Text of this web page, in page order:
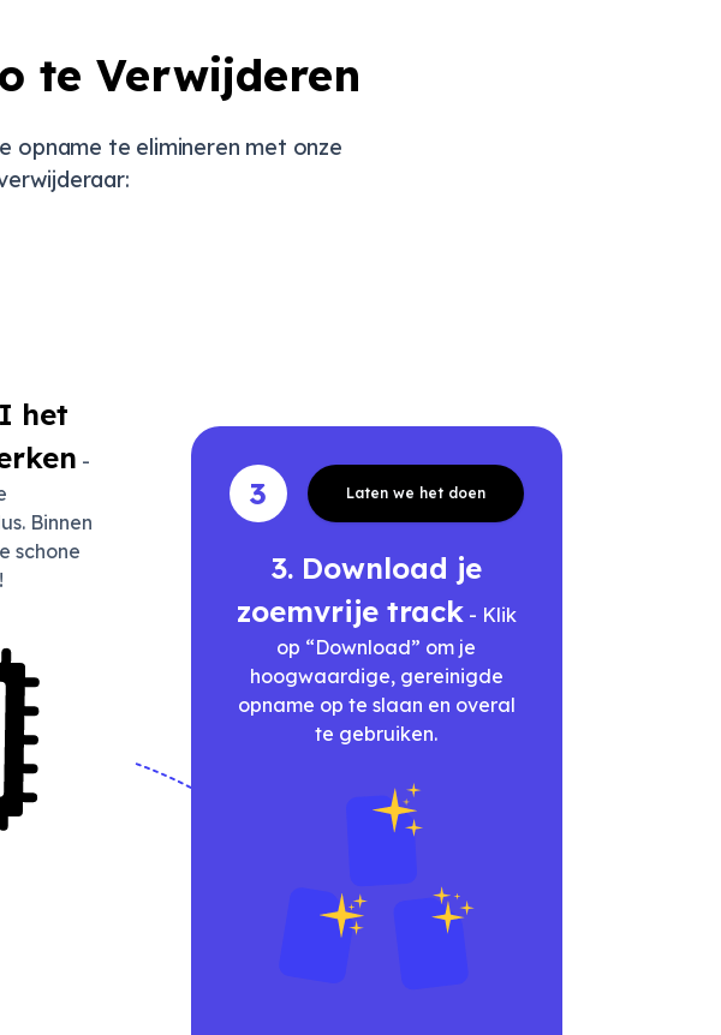
te Verwijderen
opname te elimineren met onze
het
-
Binnen
schone
3 Laten we het doen
3. Download je
zoemvrije track- Klik
op “Download” om je
hoogwaardige, gereinigde
opname op te slaan en overal
te gebruiken.